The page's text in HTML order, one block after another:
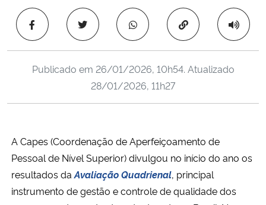
Ministério do Meio Ambiente
Ministério do Desenvolvimento Regional
Ministério da Mulher, da Família e dos Direitos Humanos
Secretaria-Geral
Copiar para área
Publicado em 26/01/2026, 10h54. Atualizado
28/01/2026, 11h27
A Capes (Coordenação de Aperfeiçoamento de
Pessoal de Nível Superior) divulgou no início do ano os
resultados da Avaliação Quadrienal, principal
instrumento de gestão e controle de qualidade dos